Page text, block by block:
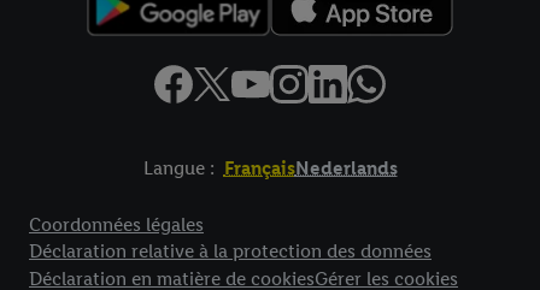
Langue : FrançaisNederlands
Coordonnées légales
Déclaration relative à la protection des données
Déclaration en matière de cookiesGérer les cookies